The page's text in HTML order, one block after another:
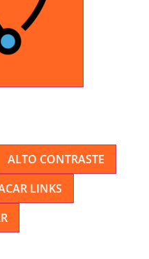
ALTO CONTRASTE
LINKS